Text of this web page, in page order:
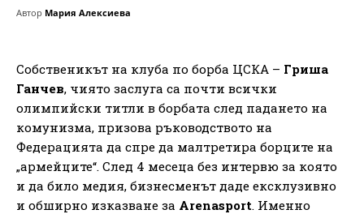
Автор Мария Алексиева
Собственикът на клуба по борба ЦСКА – Гриша
Ганчев, чиято заслуга са почти всички
олимпийски титли в борбата след падането на
комунизма, призова ръководството на
Федерацията да спре да малтретира борците на
„армейците“. След 4 месеца без интервю за която
и да било медия, бизнесменът даде ексклузивно
и обширно изказване за Arenasport. Именно